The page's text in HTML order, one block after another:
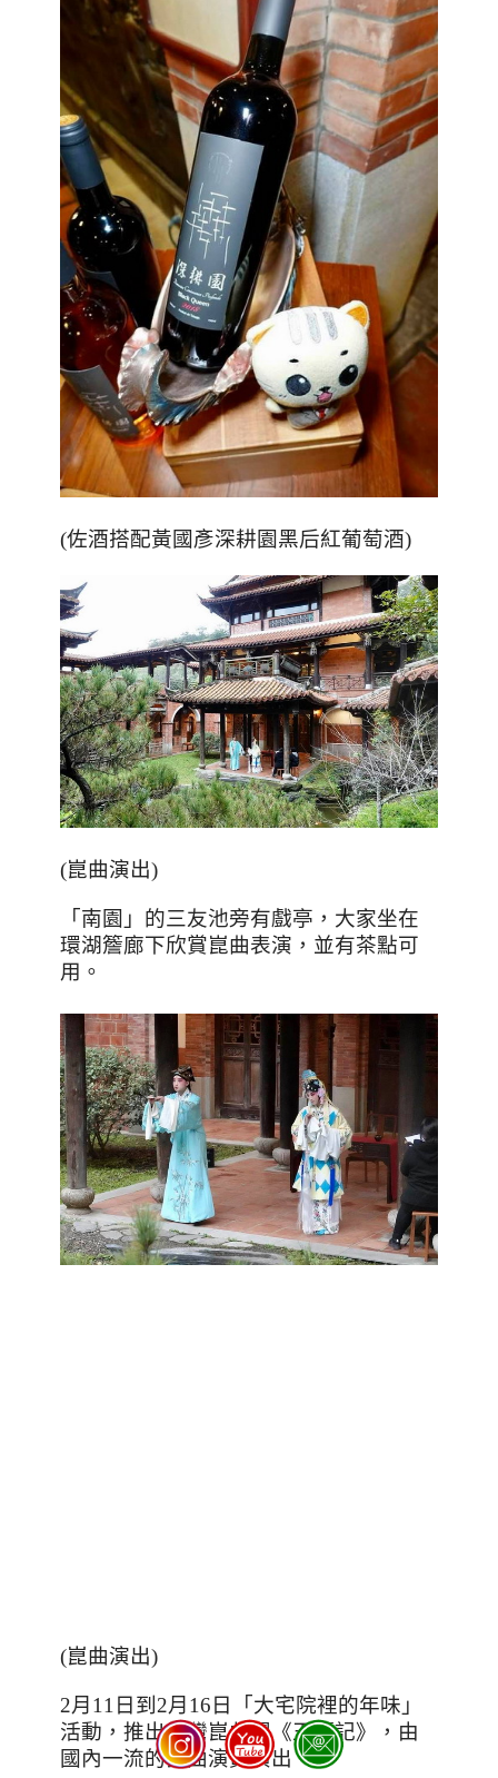
(佐酒搭配黃國彥深耕園黑后紅葡萄酒)
(崑曲演出)
「南園」的三友池旁有戲亭，大家坐在
環湖簷廊下欣賞崑曲表演，並有茶點可
用。
(崑曲演出)
2月 11 日到 2月 16 日「大宅院裡的年味」
活動，推出台灣崑劇團《玉簪記》，由
國內一流的崑曲演員演出。